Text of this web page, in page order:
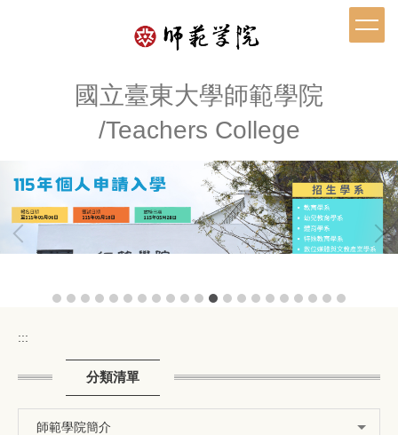
國立臺東大學師範學院
/Teachers College
:::
分類清單
師範學院簡介